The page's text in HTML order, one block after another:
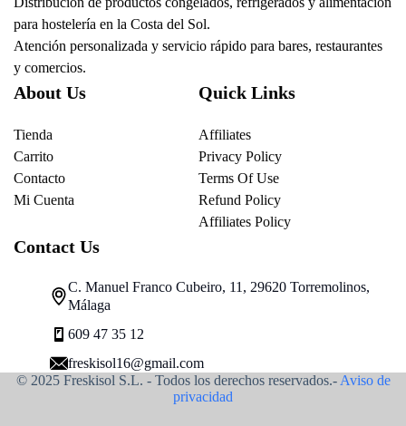
para hostelería en la Costa del Sol.
Atención personalizada y servicio rápido para bares, restaurantes
y comercios.
About Us
Tienda
Carrito
Contacto
Mi Cuenta
Quick Links
Affiliates
Privacy Policy
Terms Of Use
Refund Policy
Affiliates Policy
Contact Us
C. Manuel Franco Cubeiro, 11, 29620 Torremolinos,
Málaga
609 47 35 12
freskisol16@gmail.com
© 2025 Freskisol S.L. - Todos los derechos reservados.- Aviso de
privacidad